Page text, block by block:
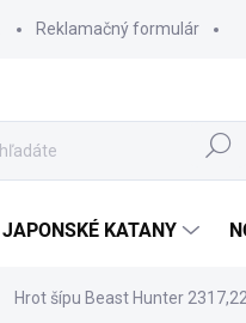
Reklamačný formulár
Hľadať
JAPONSKÉ KATANY
Hrot šípu Beast Hunter